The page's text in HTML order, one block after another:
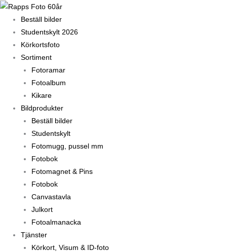
Hoppa
innehåll
Beställ bilder
Studentskylt 2026
Körkortsfoto
Sortiment
Fotoramar
Fotoalbum
Kikare
Bildprodukter
Beställ bilder
Studentskylt
Fotomugg, pussel mm
Fotobok
Fotomagnet & Pins
Fotobok
Canvastavla
Julkort
Fotoalmanacka
Tjänster
Körkort, Visum & ID-foto